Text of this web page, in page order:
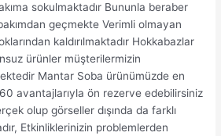
sokulmaktadır Bununla beraber
geçmekte Verimli olmayan
kaldırılmaktadır Hokkabazlar
ürünler müşterilermizin
Mantar Soba ürünümüzde en
avantajlarıyla ön rezerve edebilirsiniz
olup görseller dışında da farklı
Etkinliklerinizin problemlerden